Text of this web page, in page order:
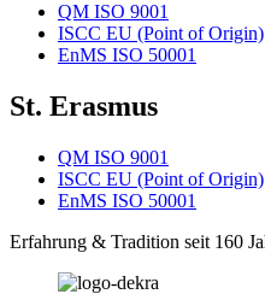
QM ISO 9001
ISCC EU (Point of Origin)
EnMS ISO 50001
St. Erasmus
QM ISO 9001
ISCC EU (Point of Origin)
EnMS ISO 50001
Erfahrung & Tradition seit 160